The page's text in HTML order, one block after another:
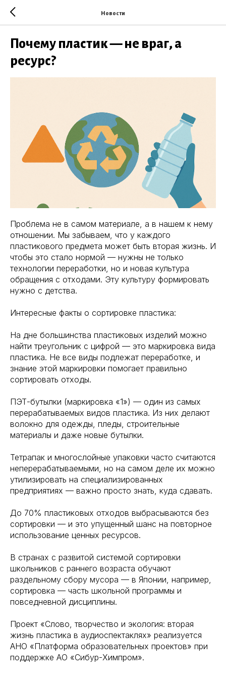
Новости
Почему пластик — не враг, а
ресурс?
Проблема не в самом материале, а в нашем к нему
отношении. Мы забываем, что у каждого
пластикового предмета может быть вторая жизнь. И
чтобы это стало нормой — нужны не только
технологии переработки, но и новая культура
обращения с отходами. Эту культуру формировать
нужно с детства.
Интересные факты о сортировке пластика:
На дне большинства пластиковых изделий можно
найти треугольник с цифрой — это маркировка вида
пластика. Не все виды подлежат переработке, и
знание этой маркировки помогает правильно
сортировать отходы.
ПЭТ-бутылки (маркировка «1») — один из самых
перерабатываемых видов пластика. Из них делают
волокно для одежды, пледы, строительные
материалы и даже новые бутылки.
Тетрапак и многослойные упаковки часто считаются
неперерабатываемыми, но на самом деле их можно
утилизировать на специализированных
предприятиях — важно просто знать, куда сдавать.
До 70% пластиковых отходов выбрасываются без
сортировки — и это упущенный шанс на повторное
использование ценных ресурсов.
В странах с развитой системой сортировки
школьников с раннего возраста обучают
раздельному сбору мусора — в Японии, например,
сортировка — часть школьной программы и
повседневной дисциплины.
Проект «Слово, творчество и экология: вторая
жизнь пластика в аудиоспектаклях» реализуется
АНО «Платформа образовательных проектов» при
поддержке АО «Сибур-Химпром».